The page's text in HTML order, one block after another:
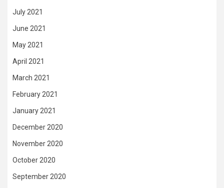
July 2021
June 2021
May 2021
April 2021
March 2021
February 2021
January 2021
December 2020
November 2020
October 2020
September 2020